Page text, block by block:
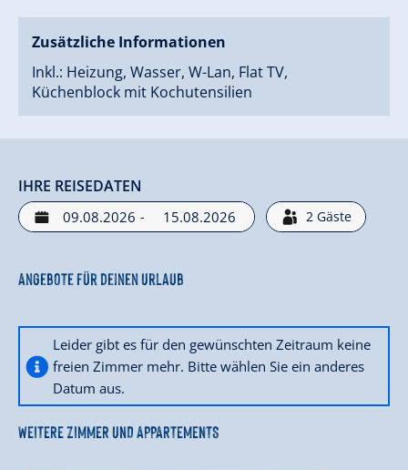
Zusätzliche Informationen
Inkl.: Heizung, Wasser, W-Lan, Flat TV,
Küchenblock mit Kochutensilien
IHRE REISEDATEN
- 2 Gäste
Angebote für deinen Urlaub
Leider gibt es für den gewünschten Zeitraum keine
freien Zimmer mehr. Bitte wählen Sie ein anderes
Datum aus.
WEITERE ZIMMER UND APPARTEMENTS